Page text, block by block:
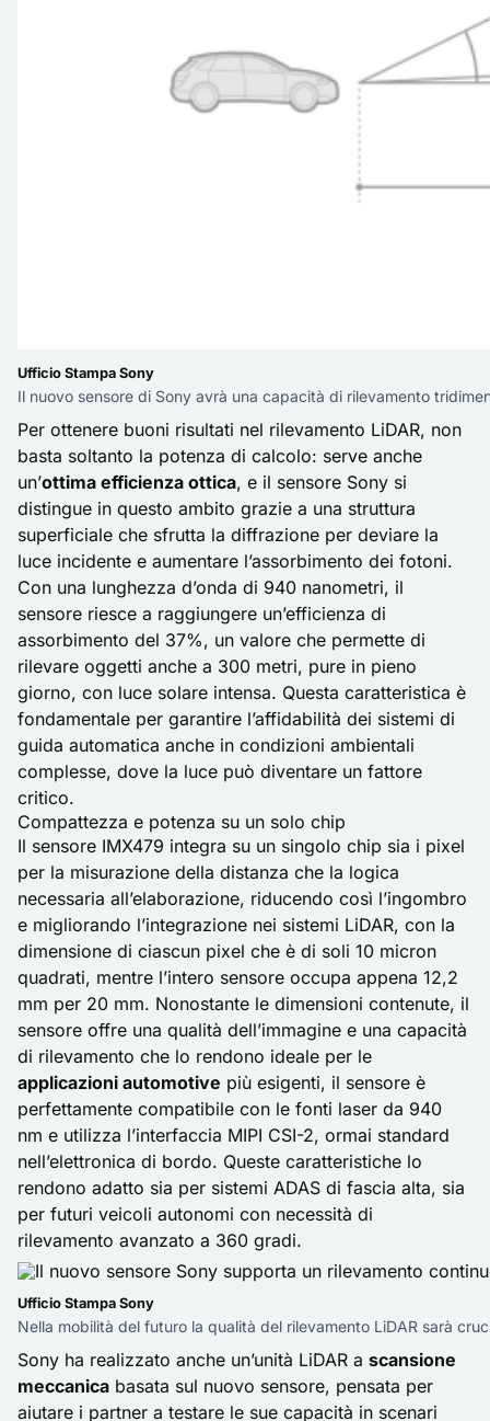
Ufficio Stampa Sony
Il nuovo sensore di Sony avrà una capacità di rilevamento
Per ottenere buoni risultati nel rilevamento LiDAR, non
basta soltanto la potenza di calcolo: serve anche
un’ottima efficienza ottica, e il sensore Sony si
distingue in questo ambito grazie a una struttura
superficiale che sfrutta la diffrazione per deviare la
luce incidente e aumentare l’assorbimento dei fotoni.
Con una lunghezza d’onda di 940 nanometri, il
sensore riesce a raggiungere un’efficienza di
assorbimento del 37%, un valore che permette di
rilevare oggetti anche a 300 metri, pure in pieno
giorno, con luce solare intensa. Questa caratteristica è
fondamentale per garantire l’affidabilità dei sistemi di
guida automatica anche in condizioni ambientali
complesse, dove la luce può diventare un fattore
critico.
Compattezza e potenza su un solo chip
Il sensore IMX479 integra su un singolo chip sia i pixel
per la misurazione della distanza che la logica
necessaria all’elaborazione, riducendo così l’ingombro
e migliorando l’integrazione nei sistemi LiDAR, con la
dimensione di ciascun pixel che è di soli 10 micron
quadrati, mentre l’intero sensore occupa appena 12,2
mm per 20 mm. Nonostante le dimensioni contenute, il
sensore offre una qualità dell’immagine e una capacità
di rilevamento che lo rendono ideale per le
applicazioni automotive più esigenti, il sensore è
perfettamente compatibile con le fonti laser da 940
nm e utilizza l’interfaccia MIPI CSI-2, ormai standard
nell’elettronica di bordo. Queste caratteristiche lo
rendono adatto sia per sistemi ADAS di fascia alta, sia
per futuri veicoli autonomi con necessità di
rilevamento avanzato a 360 gradi.
Ufficio Stampa Sony
Nella mobilità del futuro la qualità del rilevamento LiDAR sarà
Sony ha realizzato anche un’unità LiDAR a scansione
meccanica basata sul nuovo sensore, pensata per
aiutare i partner a testare le sue capacità in scenari